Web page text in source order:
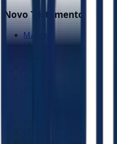
Novo Testamento
Mateus